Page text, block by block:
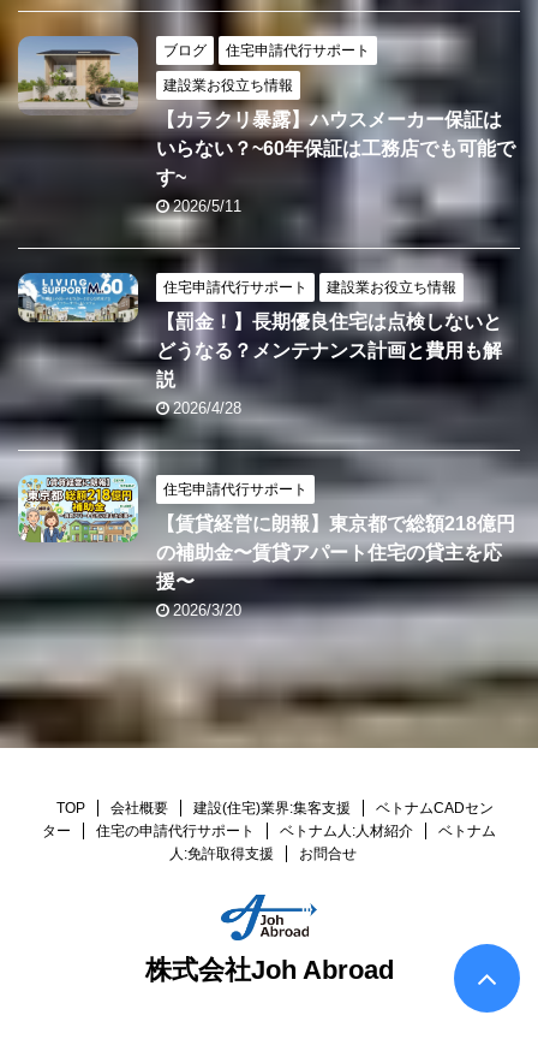
ブログ 住宅申請代行サポート
建設業お役立ち情報
【カラクリ暴露】ハウスメーカー保証は
いらない？~60年保証は工務店でも可能で
す~
2026/5/11
住宅申請代行サポート 建設業お役立ち情報
【罰金！】長期優良住宅は点検しないと
どうなる？メンテナンス計画と費用も解
説
2026/4/28
住宅申請代行サポート
【賃貸経営に朗報】東京都で総額218億円
の補助金〜賃貸アパート住宅の貸主を応
援〜
2026/3/20
TOP 会社概要 建設(住宅)業界:集客支援
ベトナムCADセン
ター
住宅の申請代行サポート ベトナム人:人材紹介
ベトナム
人:免許取得支援
お問合せ
株式会社Joh Abroad